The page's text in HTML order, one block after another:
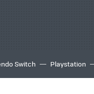
Switch Playstation